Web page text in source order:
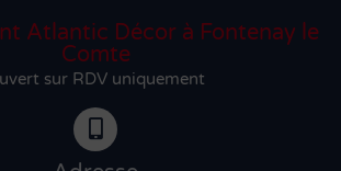
Atlantic Décor à Fontenay le
Comte
sur RDV uniquement